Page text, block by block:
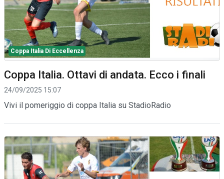
Coppa Italia Di Eccellenza
Coppa Italia. Ottavi di andata. Ecco i finali
24/09/2025 15:07
Vivi il pomeriggio di coppa Italia su StadioRadio